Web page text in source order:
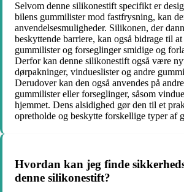
Selvom denne silikonestift specifikt er
bilens gummilister mod fastfrysning, kan
anvendelsesmuligheder. Silikonen, der
beskyttende barriere, kan også bidrage til
gummilister og forseglinger smidige og
Derfor kan denne silikonestift også være
dørpakninger, vindueslister og andre
Derudover kan den også anvendes på
gummilister eller forseglinger, såsom
hjemmet. Dens alsidighed gør den til et
opretholde og beskytte forskellige typer af
Hvordan kan jeg finde
denne silikonestift?